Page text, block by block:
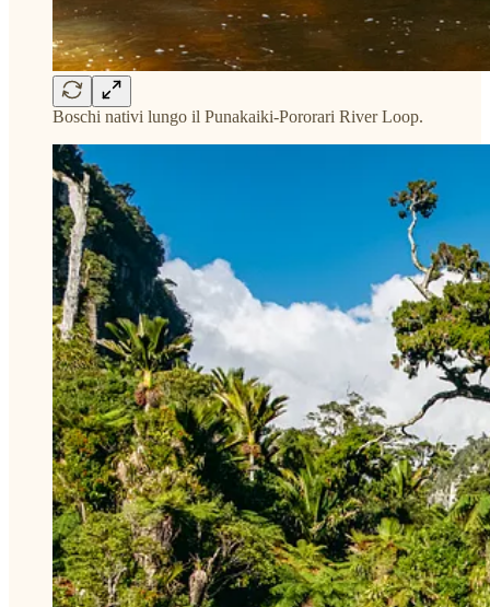
Boschi nativi lungo il Punakaiki-Pororari River Loop.